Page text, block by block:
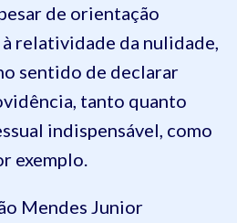
de orientação
relatividade da nulidade,
sentido de declarar
tanto quanto
indispensável, como
exemplo.
Mendes Junior